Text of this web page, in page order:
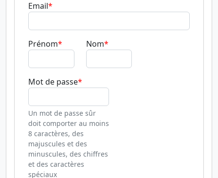
Email
Prénom Nom
Mot de passe
Un mot de passe sûr
doit comporter au moins
8 caractères, des
majuscules et des
minuscules, des chiffres
et des caractères
spéciaux